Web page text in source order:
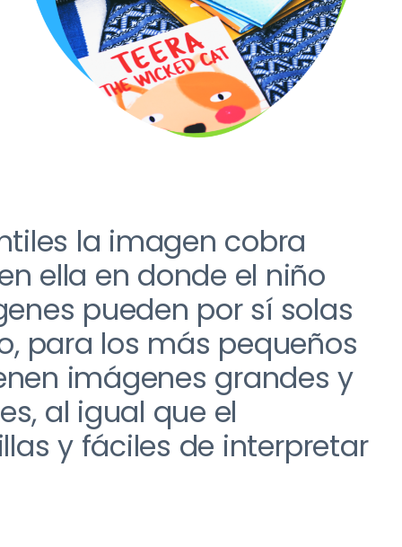
la imagen cobra
ella en donde el niño
pueden por sí solas
para los más pequeños
imágenes grandes y
, al igual que el
y fáciles de interpretar